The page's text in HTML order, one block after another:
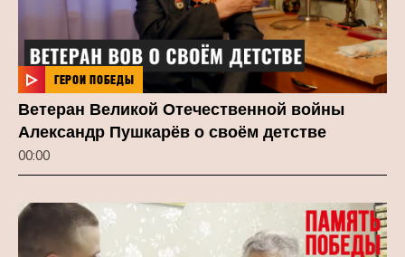
ГЕРОИ ПОБЕДЫ
Ветеран Великой Отечественной войны
Александр Пушкарёв о своём детстве
00:00